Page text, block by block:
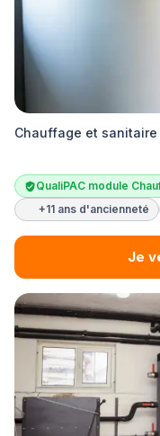
Chauffage et
QualiPAC module
+11 ans d'ancienneté
Je